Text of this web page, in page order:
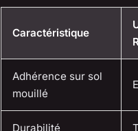
Caractéristique
Adhérence sur sol
mouillé
Durabilité